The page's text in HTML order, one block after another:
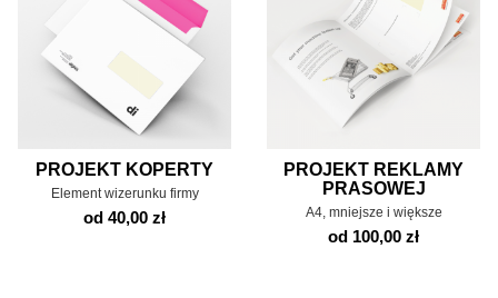
PROJEKT KOPERTY
Element wizerunku firmy
od 40,00 zł
PROJEKT REKLAMY
PRASOWEJ
A4, mniejsze i większe
od 100,00 zł